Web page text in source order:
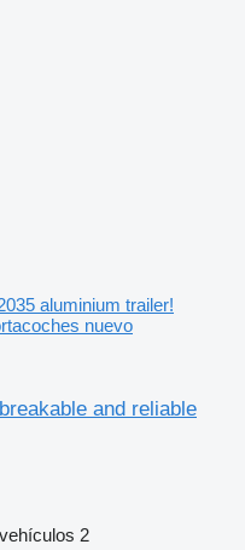
aluminium trailer!
nuevo
and reliable
2